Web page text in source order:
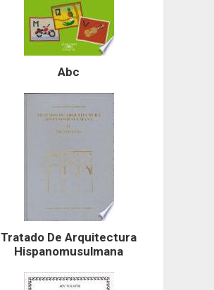
Abc
Tratado De Arquitectura
Hispanomusulmana